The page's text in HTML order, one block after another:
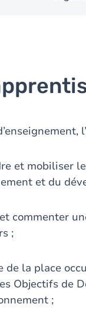
et mobiliser
et du
commenter
;
de la place
Objectifs de
;